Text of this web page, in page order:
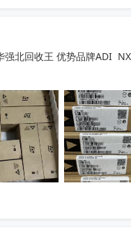
强北回收王 优势品牌ADI